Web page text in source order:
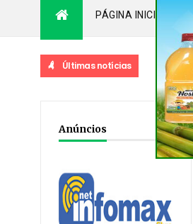
PÁGINA INICIAL
Últimas notícias
Anúncios